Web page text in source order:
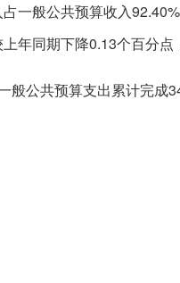
一般公共预算收入
年同期下降0.13个百分点
般公共预算支出累计完成